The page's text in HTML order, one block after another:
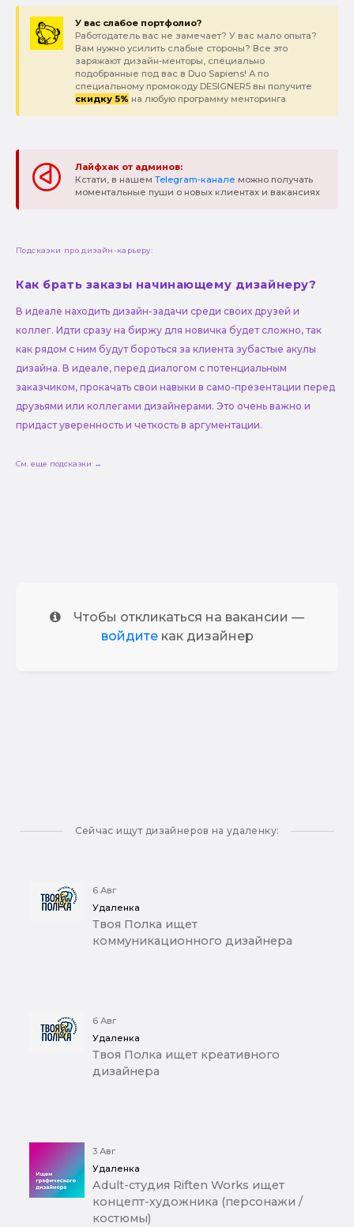
У вас слабое портфолио?
Работодатель вас не замечает? У вас мало опыта?
Вам нужно усилить слабые стороны? Все это
заряжают дизайн-менторы, специально
подобранные под вас в Duo Sapiens! А по
специальному промокоду DESIGNER5 вы получите
скидку 5% на любую программу менторинга
Лайфхак от админов:
Кстати, в нашем Telegram-канале можно получать
моментальные пуши о новых клиентах и вакансиях
Подсказки про дизайн-карьеру:
Как брать заказы начинающему дизайнеру?
В идеале находить дизайн-задачи среди своих друзей и
коллег. Идти сразу на биржу для новичка будет сложно, так
как рядом с ним будут бороться за клиента зубастые акулы
дизайна. В идеале, перед диалогом с потенциальным
заказчиком, прокачать свои навыки в само-презентации перед
друзьями или коллегами дизайнерами. Это очень важно и
придаст уверенность и четкость в аргументации.
См. еще подсказки →
Чтобы откликаться на вакансии —
войдитекак дизайнер
Сейчас ищут дизайнеров на удаленку:
6 Авг
Удаленка
Твоя Полка ищет
коммуникационного дизайнера
6 Авг
Удаленка
Твоя Полка ищет креативного
дизайнера
3 Авг
Удаленка
Adult-студия Riften Works ищет
концепт-художника (персонажи /
костюмы)